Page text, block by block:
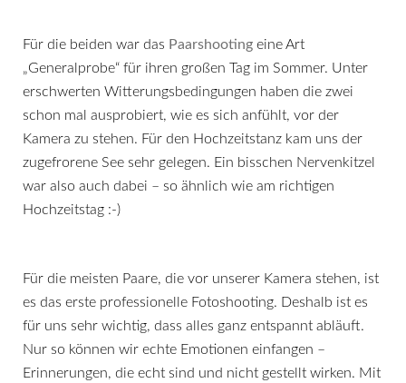
Für die beiden war das Paarshooting eine Art
„Generalprobe“ für ihren großen Tag im Sommer. Unter
erschwerten Witterungsbedingungen haben die zwei
schon mal ausprobiert, wie es sich anfühlt, vor der
Kamera zu stehen. Für den Hochzeitstanz kam uns der
zugefrorene See sehr gelegen. Ein bisschen Nervenkitzel
war also auch dabei – so ähnlich wie am richtigen
Hochzeitstag :-)
Für die meisten Paare, die vor unserer Kamera stehen, ist
es das erste professionelle Fotoshooting. Deshalb ist es
für uns sehr wichtig, dass alles ganz entspannt abläuft.
Nur so können wir echte Emotionen einfangen –
Erinnerungen, die echt sind und nicht gestellt wirken. Mit